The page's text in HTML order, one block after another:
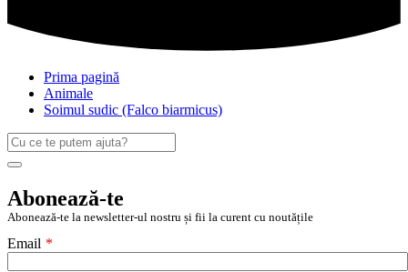
Prima pagină
Animale
Soimul sudic (Falco biarmicus)
Caută
după:
Search
Abonează-te
Abonează-te la newsletter-ul nostru și fii la curent cu noutățile
Email *